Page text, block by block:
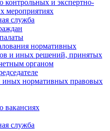
контрольных и экспертно-
мероприятиях
служба
нормативных
и иных решений, принятых
органом
иных нормативных правовых
вакансиях
служба